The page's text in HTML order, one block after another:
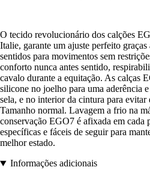
O tecido revolucionário dos calções
Italie, garante um ajuste perfeito
sentidos para movimentos sem
conforto nunca antes sentido,
cavalo durante a equitação. As calças
silicone no joelho para uma aderência
sela, e no interior da cintura para evitar
Tamanho normal. Lavagem a frio na
conservação EGO7 é afixada em cada
específicas e fáceis de seguir para
melhor estado.
Informações adicionais